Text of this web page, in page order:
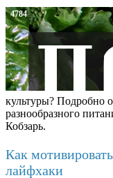
4784
культуры? Подробно
разнообразного
Кобзарь.
Как
лайфхаки